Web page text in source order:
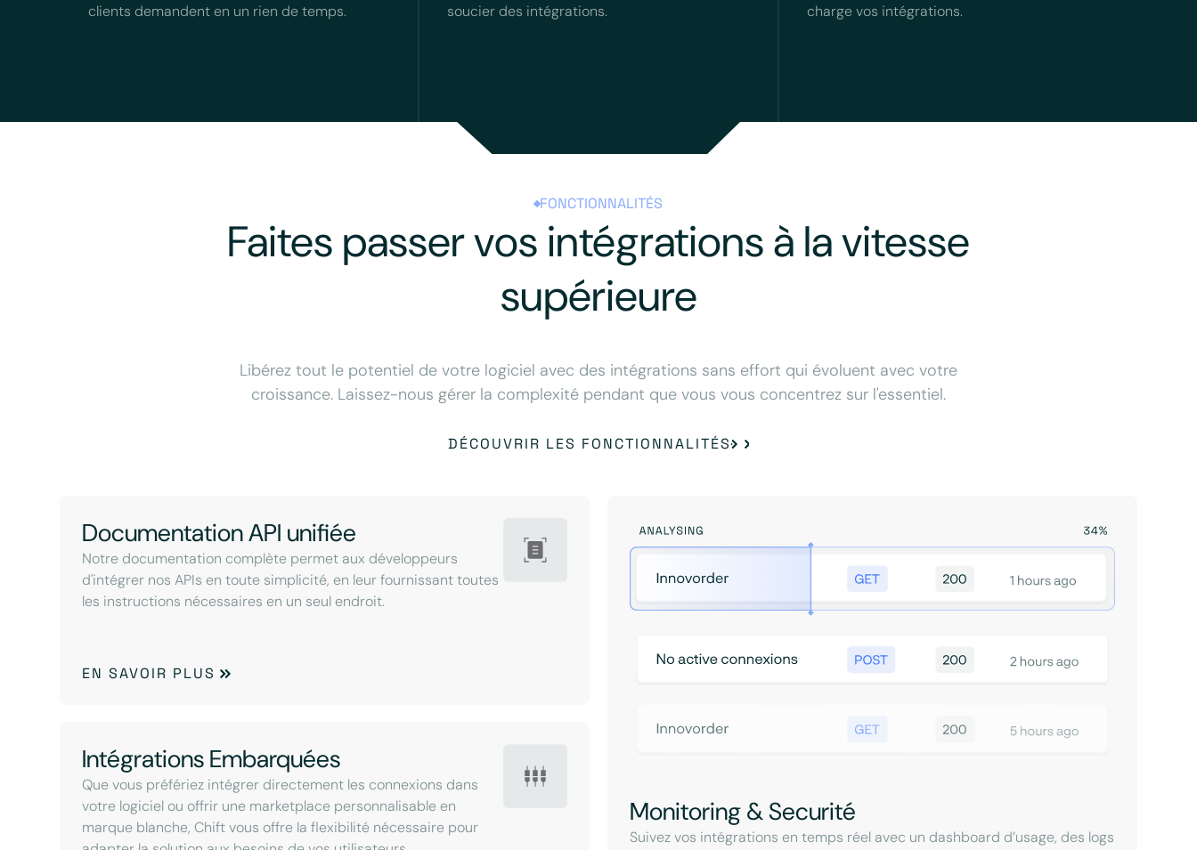
clients demandent en un rien de temps.
soucier des intégrations.
charge vos intégrations.
FONCTIONNALITÉS
Faites passer vos intégrations à la vitesse
supérieure
Libérez tout le potentiel de votre logiciel avec des intégrations sans effort qui évoluent avec votre
croissance. Laissez-nous gérer la complexité pendant que vous vous concentrez sur l'essentiel.
DÉCOUVRIR LES FONCTIONNALITÉS
Documentation API unifiée
Notre documentation complète permet aux développeurs
d'intégrer nos APIs en toute simplicité, en leur fournissant toutes
les instructions nécessaires en un seul endroit.
EN SAVOIR PLUS
Intégrations Embarquées
Que vous préfériez intégrer directement les connexions dans
votre logiciel ou offrir une marketplace personnalisable en
marque blanche, Chift vous offre la flexibilité nécessaire pour
Monitoring & Securité
Suivez vos intégrations en temps réel avec un dashboard d’usage, des logs